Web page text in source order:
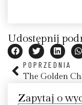
Udostępnij
POPRZEDNIA
The Golden
Zapytaj o